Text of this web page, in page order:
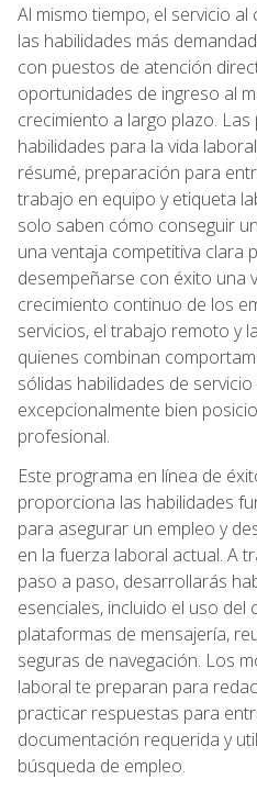
Al mismo tiempo, el servicio
las habilidades más
con puestos de atención
oportunidades de ingreso al
crecimiento a largo plazo.
habilidades para la vida
résumé, preparación para
trabajo en equipo y etiqueta
solo saben cómo conseguir
una ventaja competitiva clara
desempeñarse con éxito una
crecimiento continuo de los
servicios, el trabajo remoto y
quienes combinan
sólidas habilidades de
excepcionalmente bien
profesional.
Este programa en línea de
proporciona las habilidades
para asegurar un empleo y
en la fuerza laboral actual. A
paso a paso, desarrollarás
esenciales, incluido el uso
plataformas de mensajería,
seguras de navegación. Los
laboral te preparan para
practicar respuestas para
documentación requerida y
búsqueda de empleo.